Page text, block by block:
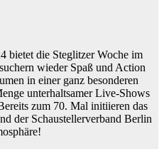
bietet die Steglitzer Woche im
wieder Spaß und Action
in einer ganz besonderen
unterhaltsamer Live-Shows
zum 70. Mal initiieren das
der Schaustellerverband Berlin